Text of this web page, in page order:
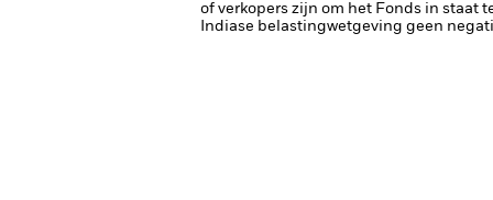
of verkopers zijn om het Fonds in staat
Indiase belastingwetgeving geen